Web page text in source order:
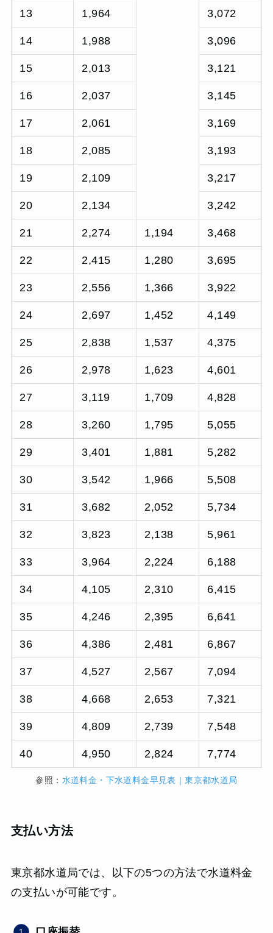
13 1,964 3,072
14 1,988 3,096
15 2,013 3,121
16 2,037 3,145
17 2,061 3,169
18 2,085 3,193
19 2,109 3,217
20 2,134 3,242
21 2,274 1,194 3,468
22 2,415 1,280 3,695
23 2,556 1,366 3,922
24 2,697 1,452 4,149
25 2,838 1,537 4,375
26 2,978 1,623 4,601
27 3,119 1,709 4,828
28 3,260 1,795 5,055
29 3,401 1,881 5,282
30 3,542 1,966 5,508
31 3,682 2,052 5,734
32 3,823 2,138 5,961
33 3,964 2,224 6,188
34 4,105 2,310 6,415
35 4,246 2,395 6,641
36 4,386 2,481 6,867
37 4,527 2,567 7,094
38 4,668 2,653 7,321
39 4,809 2,739 7,548
40 4,950 2,824 7,774
参照： 水道料金・下水道料金早見表｜東京都水道局
支払い方法
東京都水道局では、以下の5つの方法で水道料金
の支払いが可能です。